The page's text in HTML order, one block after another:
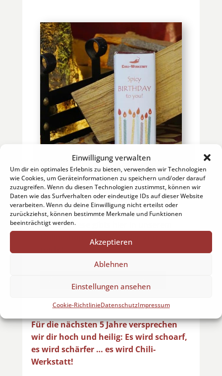
Einwilligung verwalten
Um dir ein optimales Erlebnis zu bieten, verwenden wir Technologien
wie Cookies, um Geräteinformationen zu speichern und/oder darauf
zuzugreifen. Wenn du diesen Technologien zustimmst, können wir
Daten wie das Surfverhalten oder eindeutige IDs auf dieser Website
verarbeiten. Wenn du deine Einwilligung nicht erteilst oder
zurückziehst, können bestimmte Merkmale und Funktionen
beeinträchtigt werden.
Akzeptieren
Ablehnen
Einstellungen ansehen
Cookie-RichtlinieDatenschutzImpressum
Spicy Birthday Tschoklad
Als Geburtstagsgeschenk haben wir
eine eigene Spicy Birthday Tschoklad
kreiert. Diese gibts hier in unserem
Onlineshop … so lange der Vorrat
Für die nächsten 5 Jahre versprechen
wir dir hoch und heilig: Es wird schoarf,
es wird schärfer … es wird Chili-
Werkstatt!